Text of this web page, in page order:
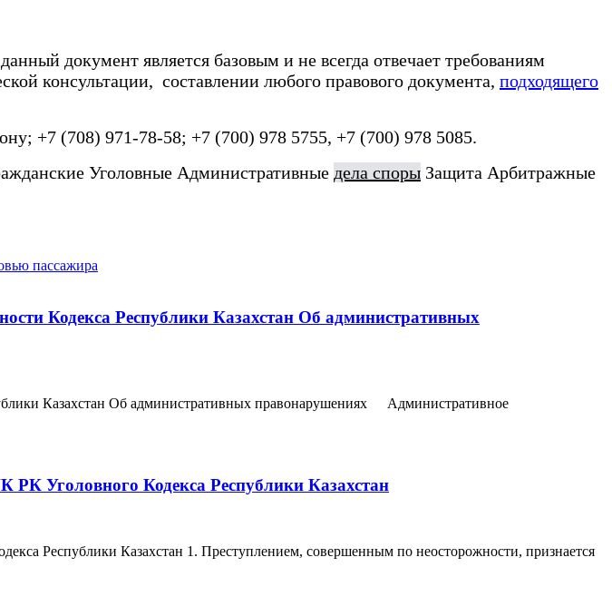
документ является базовым и не всегда отвечает требованиям
консультации, составлении любого правового документа, подходящего
+7 (708) 971-78-58; +7 (700) 978 5755, +7 (700) 978 5085.
Уголовные Административные дела споры Защита Арбитражные
пассажира
Кодекса Республики Казахстан Об административных
Казахстан Об административных правонарушениях Административное
РК Уголовного Кодекса Республики Казахстан
Республики Казахстан 1. Преступлением, совершенным по неосторожности, признается